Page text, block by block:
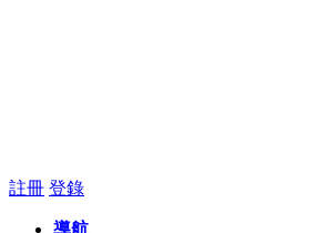
註冊 登錄
導航